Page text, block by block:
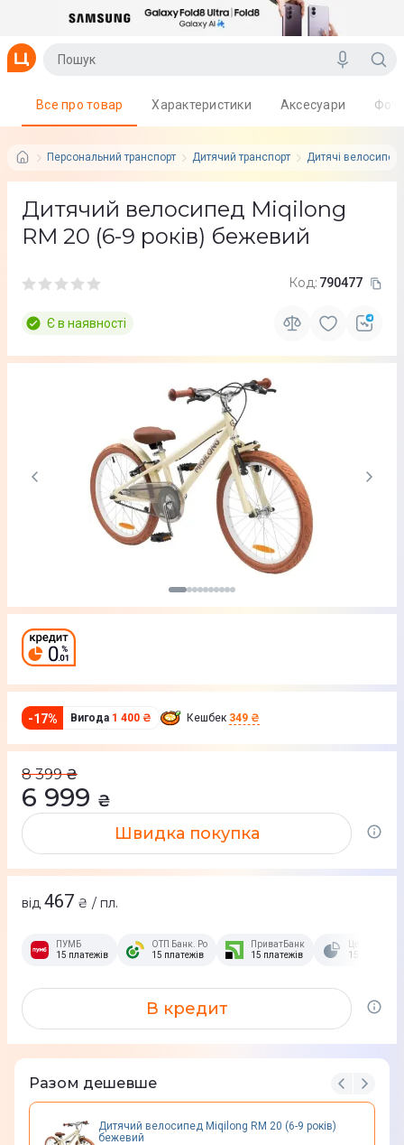
Персональний транспорт Дитячий транспорт Дитячі
Все про товар Характеристики Аксесуари
Дитячий велосипед Miqilong
RM 20 (6-9 років) бежевий
Код: 790477
Є в наявності
-17% Вигода 1 400 ₴ Кешбек 349 ₴
8 399 ₴
6 999 ₴
Швидка покупка
від 467 ₴ / пл.
ПУМБ
15 платежів
ОТП Банк. Розстрочка Скибочка.
15 платежів
ПриватБанк
15 платежів
15 платежів
В кредит
Разом дешевше
Дитячий велосипед Miqilong RM 20 (6-9 років)
бежевий